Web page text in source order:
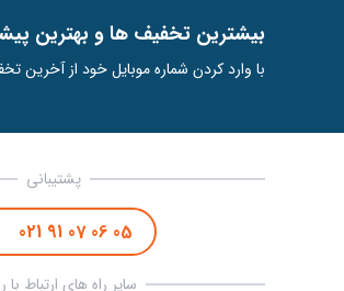
ﺑﯿﺸﺘﺮﯾﻦ ﺗﺨﻔﯿﻒ ﻫﺎ و ﺑﻬﺘﺮﯾﻦ
با وارد کردن شماره موبایل خود از آخرین
پشتیبانی
021 91 07 06 05
سایر راه های ارتباط با